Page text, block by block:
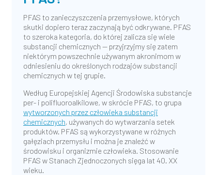
PFAS to zanieczyszczenia przemysłowe, których
skutki dopiero teraz zaczynają być odkrywane. PFAS
to szeroka kategoria, do której zalicza się wiele
substancji chemicznych — przyjrzyjmy się zatem
niektórym powszechnie używanym akronimom w
odniesieniu do określonych rodzajów substancji
chemicznych w tej grupie.
Według Europejskiej Agencji Środowiska substancje
per- i polifluoroalkilowe, w skrócie PFAS, to grupa
wytworzonych przez człowieka substancji
chemicznych, używanych do wytwarzania setek
produktów. PFAS są wykorzystywane w różnych
gałęziach przemysłu i można je znaleźć w
środowisku i organizmie człowieka. Stosowanie
PFAS w Stanach Zjednoczonych sięga lat 40. XX
wieku.